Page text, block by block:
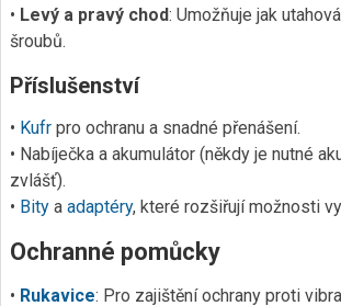
• Levý a pravý chod: Umožňuje jak
šroubů.
Příslušenství
• Kufr pro ochranu a snadné přenášení.
• Nabíječka a akumulátor (někdy je nutné
zvlášť).
• Bity a adaptéry, které rozšiřují možnosti
Ochranné pomůcky
• Rukavice: Pro zajištění ochrany proti